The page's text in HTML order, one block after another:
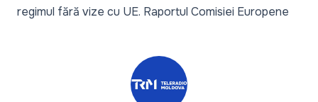
regimul fără vize cu UE. Raportul Comisiei Europene